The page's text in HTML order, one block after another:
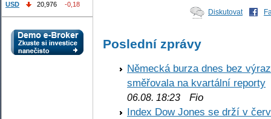
Diskutovat
Poslední zprávy
Německá burza dnes bez
směřovala na kvartální reporty
06.08. 18:23 Fio
Index Dow Jones se drží v
USD
20,976 -0,18